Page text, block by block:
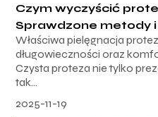
Czym wyczyścić
Sprawdzone metody
Właściwa pielęgnacja
długowieczności oraz
Czysta proteza nie tylko
tak...
2025-11-19